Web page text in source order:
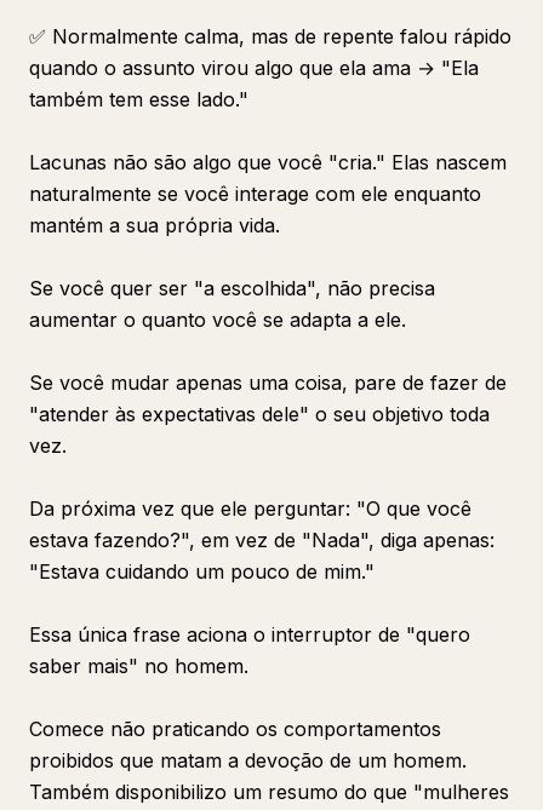
✅ Normalmente calma, mas de repente falou rápido
quando o assunto virou algo que ela ama → "Ela
também tem esse lado."
Lacunas não são algo que você "cria." Elas nascem
naturalmente se você interage com ele enquanto
mantém a sua própria vida.
Se você quer ser "a escolhida", não precisa
aumentar o quanto você se adapta a ele.
Se você mudar apenas uma coisa, pare de fazer de
"atender às expectativas dele" o seu objetivo toda
vez.
Da próxima vez que ele perguntar: "O que você
estava fazendo?", em vez de "Nada", diga apenas:
"Estava cuidando um pouco de mim."
Essa única frase aciona o interruptor de "quero
saber mais" no homem.
Comece não praticando os comportamentos
proibidos que matam a devoção de um homem.
Também disponibilizo um resumo do que "mulheres